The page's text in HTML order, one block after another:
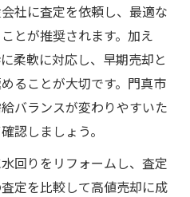
社に査定を依頼し、最適な
とが推奨されます。加え
柔軟に対応し、早期売却と
ることが大切です。門真市
バランスが変わりやすいた
認しましょう。
回りをリフォームし、査定
定を比較して高値売却に成